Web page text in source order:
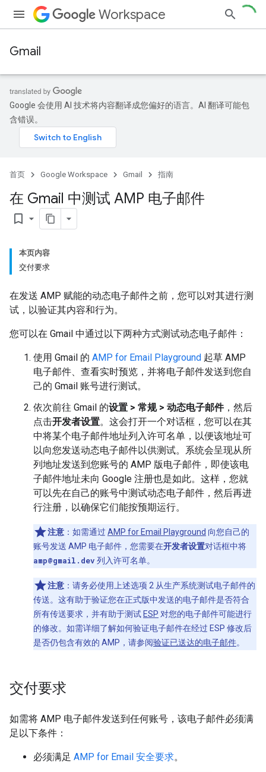
Workspace
Gmail
Google 会使用 AI 技术将内容翻译成您偏好的语言。AI 翻译可能包
含错误。
首页 Google Workspace Gmail 指南
在 Gmail 中测试 AMP 电子邮件
bookmark_border
本页内容
交付要求
在发送 AMP 赋能的动态电子邮件之前，您可以对其进行测
试，以验证其内容和行为。
您可以在 Gmail 中通过以下两种方式测试动态电子邮件：
使用 Gmail 的 AMP for Email Playground 起草 AMP
电子邮件、查看实时预览，并将电子邮件发送到您自
己的 Gmail 账号进行测试。
依次前往 Gmail 的设置 > 常规 > 动态电子邮件，然后
点击开发者设置。这会打开一个对话框，您可以在其
中将某个电子邮件地址列入许可名单，以便该地址可
以向您发送动态电子邮件以供测试。系统会呈现从所
列地址发送到您账号的 AMP 版电子邮件，即使该电
子邮件地址未向 Google 注册也是如此。这样，您就
可以先在自己的账号中测试动态电子邮件，然后再进
行注册，以确保它们能按预期运行。
注意 ： 如需通过 AMP for Email Playground 向您自己的
账号发送 AMP 电子邮件，您需要在开发者设置对话框中将
amp@gmail.dev 列入许可名单。
注意 ： 请务必使用上述选项 2 从生产系统测试电子邮件的
传送。这有助于验证您在正式版中发送的电子邮件是否符合
所有传送要求，并有助于测试 ESP 对您的电子邮件可能进行
的修改。如需详细了解如何验证电子邮件在经过 ESP 修改后
是否仍包含有效的 AMP，请参阅验证已送达的电子邮件。
交付要求
如需将 AMP 电子邮件发送到任何账号，该电子邮件必须满
足以下条件：
必须满足 AMP for Email 安全要求。